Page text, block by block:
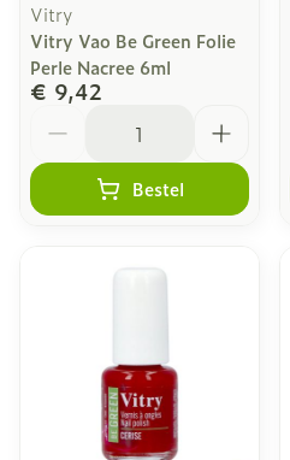
Vitry
Vitry Vao Be Green Folie
Perle Nacree 6ml
€ 9,42
Bestel